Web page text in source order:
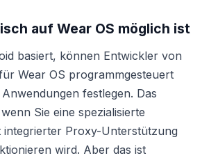
auf Wear OS möglich ist
basiert, können Entwickler von
Wear OS programmgesteuert
festlegen. Das
Sie eine spezialisierte
integrierter Proxy-Unterstützung
wird. Aber das ist